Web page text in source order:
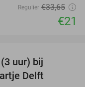
Regulier €33,65
€21
uur) bij
Delft